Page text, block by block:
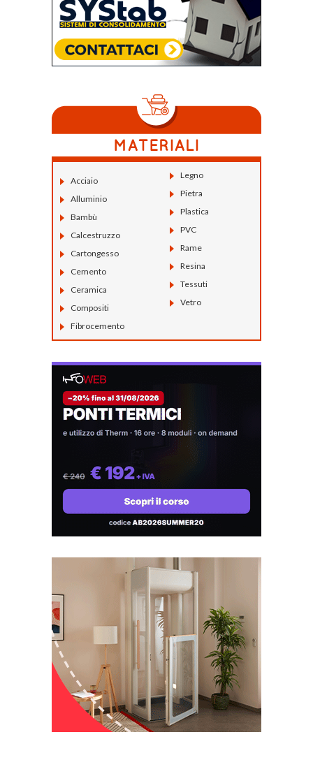
Acciaio
Alluminio
Bambù
Calcestruzzo
Cartongesso
Cemento
Ceramica
Compositi
Fibrocemento
Legno
Pietra
Plastica
PVC
Rame
Resina
Tessuti
Vetro